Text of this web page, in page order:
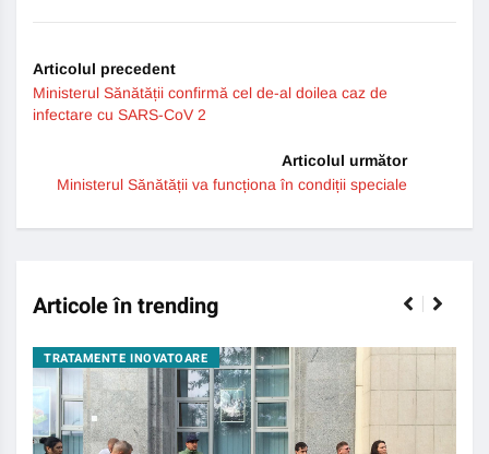
Articolul precedent
Ministerul Sănătății confirmă cel de-al doilea caz de
infectare cu SARS-CoV 2
Articolul următor
Ministerul Sănătății va funcționa în condiții speciale
Articole în trending
TRATAMENTE INOVATOARE